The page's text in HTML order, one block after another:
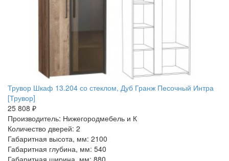
Трувор Шкаф 13.204 со стеклом, Дуб Гранж Песочный Интра
[Трувор]
25 808 ₽
Производитель: Нижегородмебель и К
Количество дверей: 2
Габаритная высота, мм: 2100
Габаритная глубина, мм: 540
Габаритная ширина, мм: 880